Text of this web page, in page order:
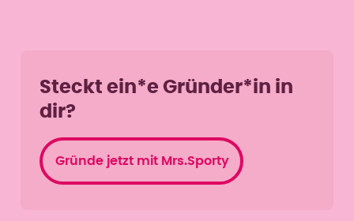
Steckt ein*e Gründer*in in
dir?
Gründe jetzt mit Mrs.Sporty